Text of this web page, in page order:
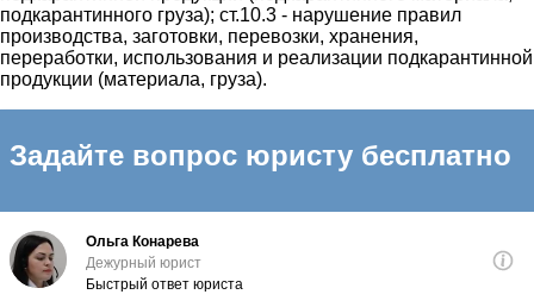
подкарантинного груза); ст.10.3 - нарушение правил
производства, заготовки, перевозки, хранения,
переработки, использования и реализации подкарантинной
продукции (материала, груза).